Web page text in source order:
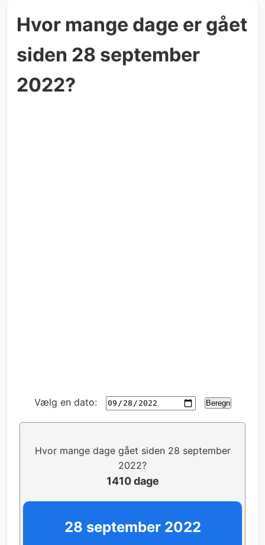
Hvor mange dage er gået
siden 28 september
2022?
Vælg en dato: Beregn
Hvor mange dage gået siden 28 september
2022?
1410 dage
28 september 2022